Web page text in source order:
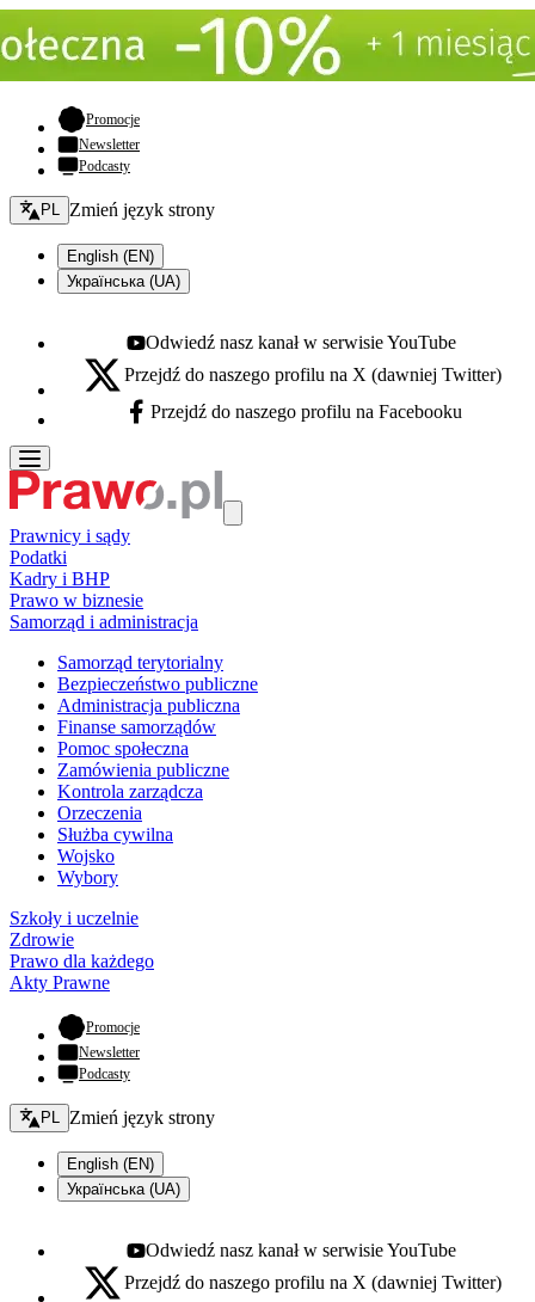
Promocje- otwiera się w nowej karcie
Newsletter
Podcasty
Zmień język - bieżący:
PL Zmień język strony
English (EN)
Українська (UA)
Youtube - otwiera się w nowej karcie
Odwiedź nasz kanał w serwisie YouTube
X - otwiera się w nowej karcie
Przejdź do naszego profilu na X (dawniej Twitter)
Facebook - otwiera się w nowej karcie
Przejdź do naszego profilu na Facebooku
Prawnicy i sądy
Podatki
Kadry i BHP
Prawo w biznesie
Samorząd i administracja
Samorząd terytorialny
Bezpieczeństwo publiczne
Administracja publiczna
Finanse samorządów
Pomoc społeczna
Zamówienia publiczne
Kontrola zarządcza
Orzeczenia
Służba cywilna
Wojsko
Wybory
Szkoły i uczelnie
Zdrowie
Prawo dla każdego
Akty Prawne
Promocje- otwiera się w nowej karcie
Newsletter
Podcasty
Zmień język - bieżący:
PL Zmień język strony
English (EN)
Українська (UA)
Youtube - otwiera się w nowej karcie
Odwiedź nasz kanał w serwisie YouTube
X - otwiera się w nowej karcie
Przejdź do naszego profilu na X (dawniej Twitter)